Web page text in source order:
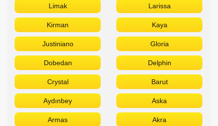
Limak Larissa
Kirman Kaya
Justiniano Gloria
Dobedan Delphin
Crystal Barut
Aydınbey Aska
Armas Akra